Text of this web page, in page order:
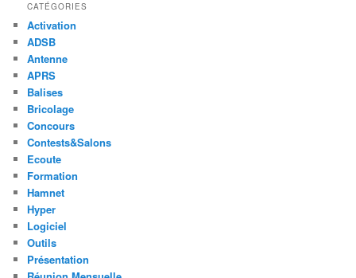
CATÉGORIES
Activation
ADSB
Antenne
APRS
Balises
Bricolage
Concours
Contests&Salons
Ecoute
Formation
Hamnet
Hyper
Logiciel
Outils
Présentation